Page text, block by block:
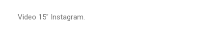
Video 15″ Instagram.